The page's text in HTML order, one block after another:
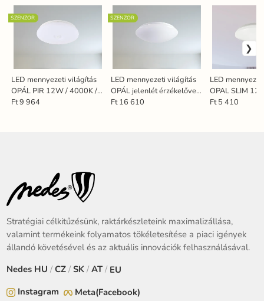
LED mennyezeti világítás
OPÁL PIR 12W / 4000K /
PIR - LCL421P
SZENZOR
Ft 9 964
LED mennyezeti világítás
OPÁL jelenlét érzékelővel
12W / SMD / 4000K/ MS -
SZENZOR
Ft 16 610
LED
OPAL SLIM
4000K -
Ft 5 410
Stratégiai célkitűzésünk, raktárkészleteink maximalizállása,
valamint termékeink folyamatos tökéletesítése a piaci igények
állandó követésével és az aktuális innovációk felhasználásával.
Nedes HU /CZ /SK / AT/ EU
Instagram
Meta(Facebook)